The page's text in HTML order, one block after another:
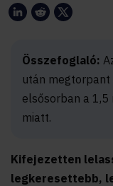
Összefoglaló:
után megtorpant
elsősorban a
miatt.
Kifejezetten
legkeresettebb,